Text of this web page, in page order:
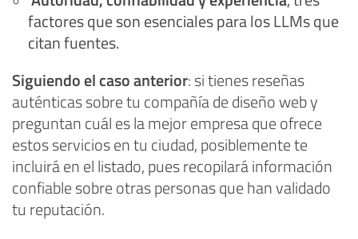
factores que son esenciales para los LLMs que
citan fuentes.
Siguiendo el caso anterior: si tienes reseñas
auténticas sobre tu compañía de diseño web y
preguntan cuál es la mejor empresa que ofrece
estos servicios en tu ciudad, posiblemente te
incluirá en el listado, pues recopilará información
confiable sobre otras personas que han validado
tu reputación.